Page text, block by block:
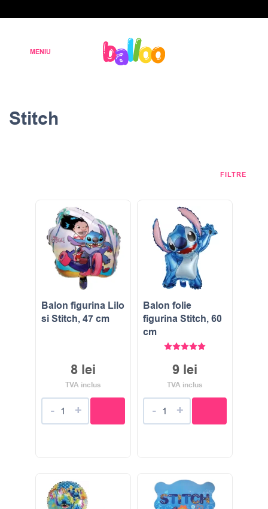
Stitch
FILTRE
Balon figurina Lilo
si Stitch, 47 cm
8 lei
TVA inclus
- +
Balon folie
figurina Stitch, 60
cm
9 lei
TVA inclus
- +